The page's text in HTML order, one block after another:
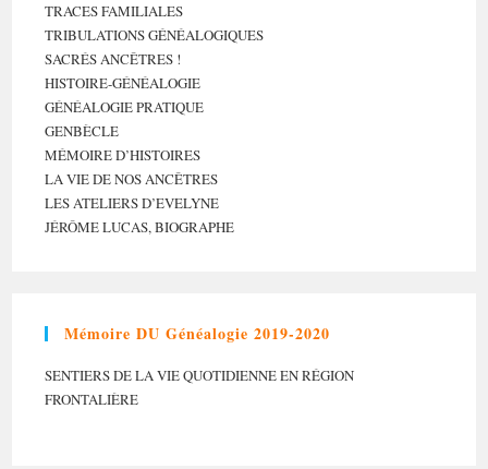
TRACES FAMILIALES
TRIBULATIONS GÉNÉALOGIQUES
SACRÉS ANCÊTRES !
HISTOIRE-GÉNÉALOGIE
GÉNÉALOGIE PRATIQUE
GENBÈCLE
MÉMOIRE D’HISTOIRES
LA VIE DE NOS ANCÊTRES
LES ATELIERS D’EVELYNE
JÉRÔME LUCAS, BIOGRAPHE
Mémoire DU Généalogie 2019-2020
SENTIERS DE LA VIE QUOTIDIENNE EN RÉGION
FRONTALIÈRE